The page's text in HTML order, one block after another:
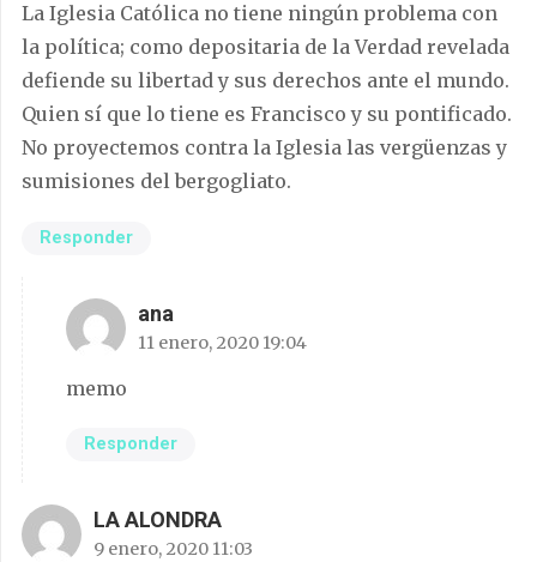
La Iglesia Católica no tiene ningún problema con
la política; como depositaria de la Verdad revelada
defiende su libertad y sus derechos ante el mundo.
Quien sí que lo tiene es Francisco y su pontificado.
No proyectemos contra la Iglesia las vergüenzas y
sumisiones del bergogliato.
Responder
ana
11 enero, 2020 19:04
memo
Responder
LA ALONDRA
9 enero, 2020 11:03